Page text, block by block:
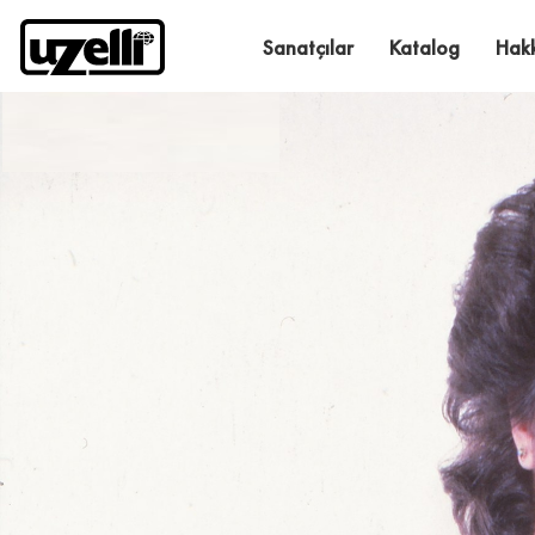
Sanatçılar Katalog